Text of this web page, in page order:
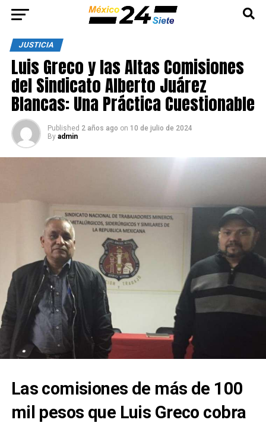
JUSTICIA
Luis Greco y las Altas Comisiones
del Sindicato Alberto Juárez
Blancas: Una Práctica Cuestionable
Published 2 años ago on 10 de julio de 2024
By admin
Las comisiones de más de 100
mil pesos que Luis Greco cobra